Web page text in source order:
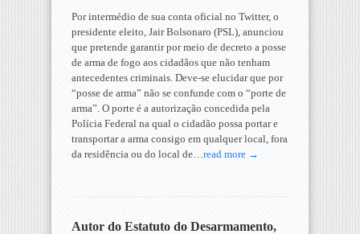
Por intermédio de sua conta oficial no Twitter, o
presidente eleito, Jair Bolsonaro (PSL), anunciou
que pretende garantir por meio de decreto a posse
de arma de fogo aos cidadãos que não tenham
antecedentes criminais. Deve-se elucidar que por
“posse de arma” não se confunde com o “porte de
arma”. O porte é a autorização concedida pela
Polícia Federal na qual o cidadão possa portar e
transportar a arma consigo em qualquer local, fora
da residência ou do local de…read more →
Autor do Estatuto do Desarmamento,